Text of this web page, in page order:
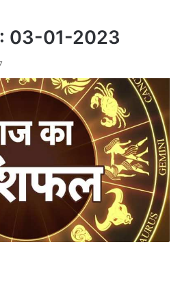
: 03-01-2023